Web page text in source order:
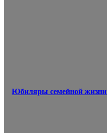
Юбиляры семейной жизни